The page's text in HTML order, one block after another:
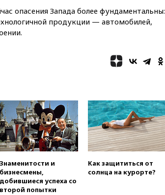
вчера, 22:15
доклад о ситуации на
добропольском направлении
РФ американский Human
Rights Foundation
вчера, 21:25Руслан Терновой
выиграл золото чемпионата
Европы в прыжках с 10-
метровой вышки
обращений о прекращении
концессии строительства ж/д
в Армении
опасения Запада более фундаментальны:
продукции — автомобилей,
Знаменитости и
бизнесмены,
добившиеся успеха со
второй попытки
Как защититься от
солнца на курорте?